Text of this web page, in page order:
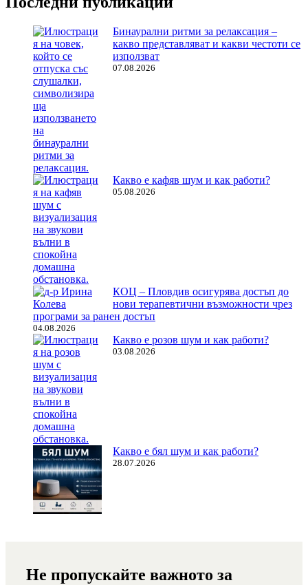
Бинаурални ритми за релаксация –
какво представляват и какви честоти се
използват
07.08.2026
Какво е кафяв шум и как работи?
05.08.2026
КОЦ – Пловдив осигурява достъп до
нови терапевтични възможности чрез
програми за ранен достъп
04.08.2026
Какво е розов шум и как работи?
03.08.2026
Какво е бял шум и как работи?
28.07.2026
Не пропускайте важното за